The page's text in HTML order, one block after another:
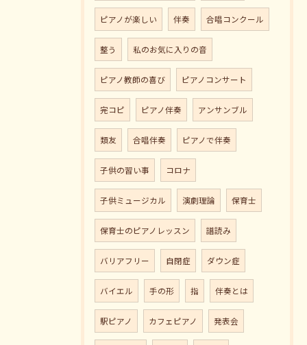
ピアノが楽しい 伴奏 合唱コンクール
整う 私のお気に入りの音
ピアノ教師の喜び ピアノコンサート
完コピ ピアノ伴奏 アンサンブル
類友 合唱伴奏 ピアノで伴奏
子供の習い事 コロナ
子供ミュージカル 演劇理論 保育士
保育士のピアノレッスン 譜読み
バリアフリー 自閉症 ダウン症
バイエル 手の形 指 伴奏とは
駅ピアノ カフェピアノ 発表会